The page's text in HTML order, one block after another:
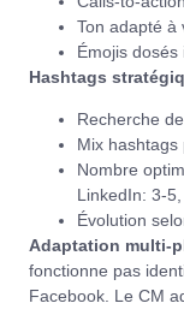
Ton adapté à
Émojis
Hashtags
Recherche
Mix hashtags
Nombre
LinkedIn: 3-
Évolution
Adaptation multi-
fonctionne pas
Facebook. Le CM